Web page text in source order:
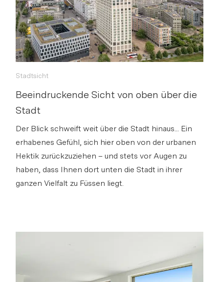
Bitte anmelden, um Merkliste zu
Login
s
Stadtsicht
Beeindruckende Sicht von oben über die
Stadt
Der Blick schweift weit über die Stadt hinaus... Ein
erhabenes Gefühl, sich hier oben von der urbanen
Hektik zurückzuziehen – und stets vor Augen zu
haben, dass Ihnen dort unten die Stadt in ihrer
ganzen Vielfalt zu Füssen liegt.
Wohntraum mit hoher Aussicht
Link kopieren
Direkt teilen